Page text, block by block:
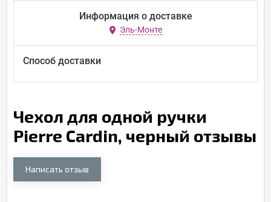
Информация о доставке
Эль-Монте
Способ доставки
Чехол для одной ручки
Pierre Cardin, черный отзывы
Написать отзыв